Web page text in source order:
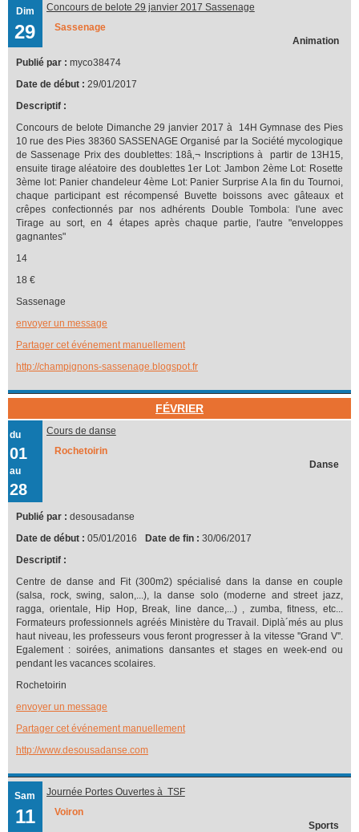
Dim
29
Concours de belote 29 janvier 2017 Sassenage
Sassenage
Animation
Publié par : myco38474
Date de début : 29/01/2017
Descriptif :
Concours de belote Dimanche 29 janvier 2017 à 14H Gymnase des Pies
10 rue des Pies 38360 SASSENAGE Organisé par la Société mycologique
de Sassenage Prix des doublettes: 18â‚¬ Inscriptions à partir de 13H15,
ensuite tirage aléatoire des doublettes 1er Lot: Jambon 2ème Lot: Rosette
3ème lot: Panier chandeleur 4ème Lot: Panier Surprise A la fin du Tournoi,
chaque participant est récompensé Buvette boissons avec gâteaux et
crêpes confectionnés par nos adhérents Double Tombola: l'une avec
Tirage au sort, en 4 étapes après chaque partie, l'autre "enveloppes
gagnantes"
14
18 €
Sassenage
envoyer un message
Partager cet événement manuellement
http://champignons-sassenage.blogspot.fr
FÉVRIER
du
01
au
28
Cours de danse
Rochetoirin
Danse
Publié par : desousadanse
Date de début : 05/01/2016 Date de fin : 30/06/2017
Descriptif :
Centre de danse and Fit (300m2) spécialisé dans la danse en couple
(salsa, rock, swing, salon,...), la danse solo (moderne and street jazz,
ragga, orientale, Hip Hop, Break, line dance,...) , zumba, fitness, etc...
Formateurs professionnels agréés Ministère du Travail. Diplà´més au plus
haut niveau, les professeurs vous feront progresser à la vitesse ''Grand V''.
Egalement : soirées, animations dansantes et stages en week-end ou
pendant les vacances scolaires.
Rochetoirin
envoyer un message
Partager cet événement manuellement
http://www.desousadanse.com
Sam
11
Journée Portes Ouvertes à TSF
Voiron
Sports